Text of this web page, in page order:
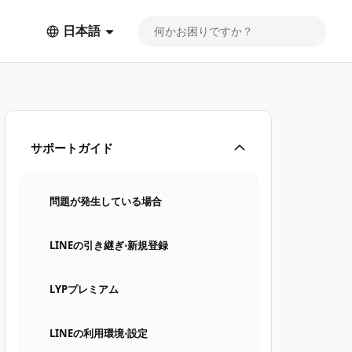
日本語
サポートガイド
問題が発生している場合
LINEの引き継ぎ⋅新規登録
LYPプレミアム
LINEの利用環境⋅設定